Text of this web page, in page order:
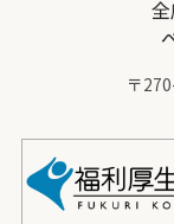
〒